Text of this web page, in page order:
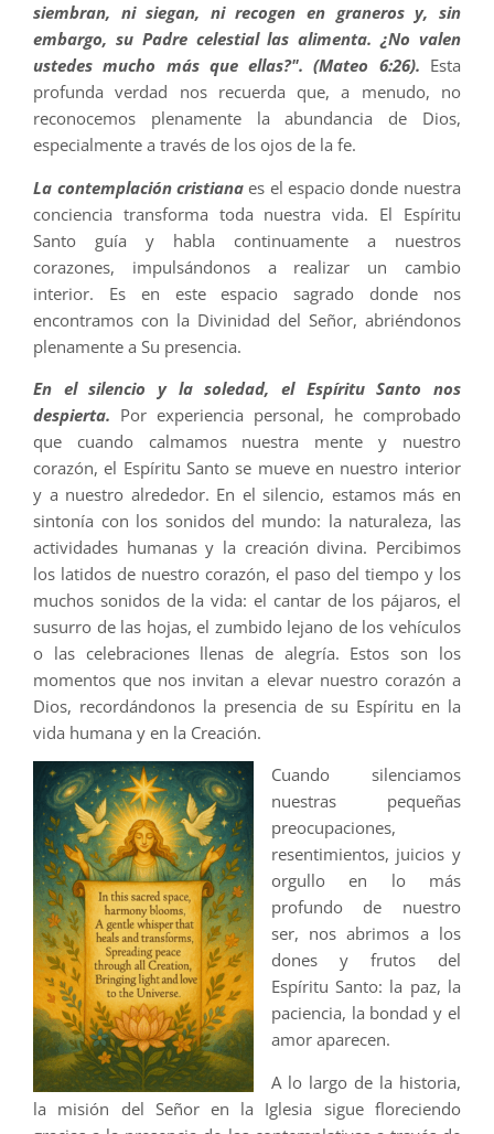
siembran, ni siegan, ni recogen en graneros y, sin
embargo, su Padre celestial las alimenta. ¿No valen
ustedes mucho más que ellas?". (Mateo 6:26). Esta
profunda verdad nos recuerda que, a menudo, no
reconocemos plenamente la abundancia de Dios,
especialmente a través de los ojos de la fe.
La contemplación cristianaes el espacio donde nuestra
conciencia transforma toda nuestra vida. El Espíritu
Santo guía y habla continuamente a nuestros
corazones, impulsándonos a realizar un cambio
interior. Es en este espacio sagrado donde nos
encontramos con la Divinidad del Señor, abriéndonos
plenamente a Su presencia.
En el silencio y la soledad, el Espíritu Santo nos
despierta. Por experiencia personal, he comprobado
que cuando calmamos nuestra mente y nuestro
corazón, el Espíritu Santo se mueve en nuestro interior
y a nuestro alrededor. En el silencio, estamos más en
sintonía con los sonidos del mundo: la naturaleza, las
actividades humanas y la creación divina. Percibimos
los latidos de nuestro corazón, el paso del tiempo y los
muchos sonidos de la vida: el cantar de los pájaros, el
susurro de las hojas, el zumbido lejano de los vehículos
o las celebraciones llenas de alegría. Estos son los
momentos que nos invitan a elevar nuestro corazón a
Dios, recordándonos la presencia de su Espíritu en la
vida humana y en la Creación.
Cuando silenciamos
nuestras pequeñas
preocupaciones,
resentimientos, juicios y
orgullo en lo más
profundo de nuestro
ser, nos abrimos a los
dones y frutos del
Espíritu Santo: la paz, la
paciencia, la bondad y el
amor aparecen.
A lo largo de la historia,
la misión del Señor en la Iglesia sigue floreciendo